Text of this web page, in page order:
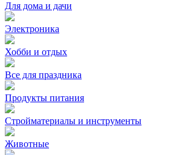
Для дома и дачи
Электроника
Хобби и отдых
Все для праздника
Продукты питания
Стройматериалы и инструменты
Животные